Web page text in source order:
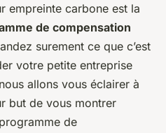
5 min de lecture
empreinte carbone est la
de compensation
surement ce que c’est
votre petite entreprise
allons vous éclairer à
but de vous montrer
de